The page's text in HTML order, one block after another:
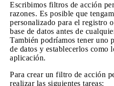
Escribimos filtros de acción
razones. Es posible que
personalizado para el registro
base de datos antes de
También podríamos tener uno
de datos y establecerlos como
aplicación.
Para crear un filtro de acción
realizar las siguientes tareas: